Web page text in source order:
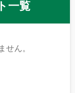
一覧
せん。